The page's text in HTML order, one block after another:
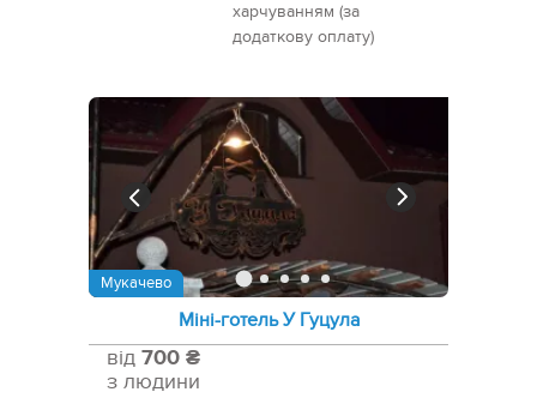
харчуванням (за
додаткову оплату)
Мукачево
Міні-готель У Гуцула
від 700 ₴
з людини